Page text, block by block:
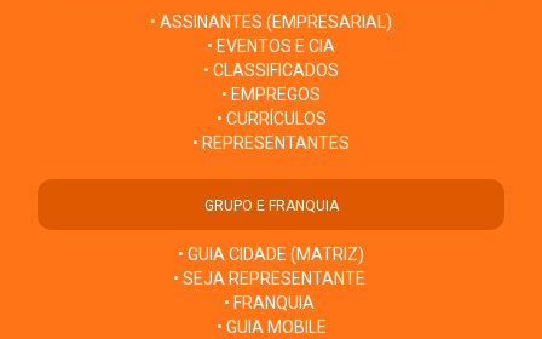
• ASSINANTES (EMPRESARIAL)
• EVENTOS E CIA
• CLASSIFICADOS
• EMPREGOS
• CURRÍCULOS
• REPRESENTANTES
GRUPO E FRANQUIA
• GUIA CIDADE (MATRIZ)
• SEJA REPRESENTANTE
• FRANQUIA
• GUIA MOBILE